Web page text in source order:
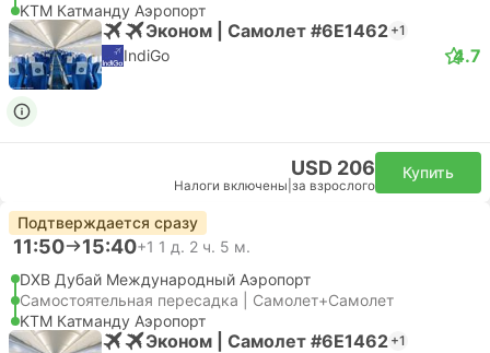
KTM Катманду Аэропорт
Эконом | Самолет #6E1462 +1
IndiGo 4.7
USD 206
Налоги включены за взрослого
Купить
Подтверждается сразу
11:50 15:40+1 1 д. 2 ч. 5 м.
DXB Дубай Международный Аэропорт
Самостоятельная пересадка | Самолет+Самолет
KTM Катманду Аэропорт
Эконом | Самолет #6E1462 +1